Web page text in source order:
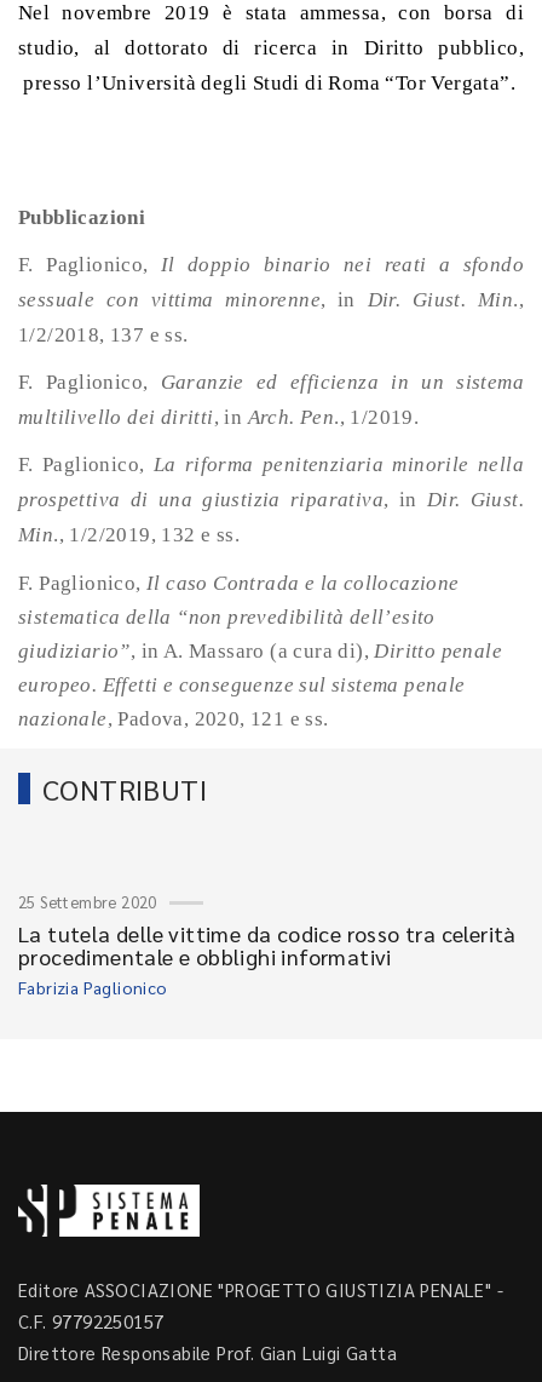
Nel novembre 2019 è stata ammessa, con borsa di
studio, al dottorato di ricerca in Diritto pubblico,
presso l’Università degli Studi di Roma “Tor Vergata”.
Pubblicazioni
F. Paglionico, Il doppio binario nei reati a sfondo
sessuale con vittima minorenne, in Dir. Giust. Min.,
1/2/2018, 137 e ss.
F. Paglionico, Garanzie ed efficienza in un sistema
multilivello dei diritti, inArch. Pen., 1/2019.
F. Paglionico, La riforma penitenziaria minorile nella
prospettiva di una giustizia riparativa, in Dir. Giust.
Min., 1/2/2019, 132 e ss.
F. Paglionico, Il caso Contrada e la collocazione
sistematica della “non prevedibilità dell’esito
giudiziario”, in A. Massaro (a cura di),Diritto penale
europeo. Effetti e conseguenze sul sistema penale
nazionale, Padova, 2020, 121 e ss.
CONTRIBUTI
25 Settembre 2020
La tutela delle vittime da codice rosso tra celerità
procedimentale e obblighi informativi
Fabrizia Paglionico
Editore ASSOCIAZIONE "PROGETTO GIUSTIZIA PENALE" -
C.F. 97792250157
Direttore Responsabile Prof. Gian Luigi Gatta